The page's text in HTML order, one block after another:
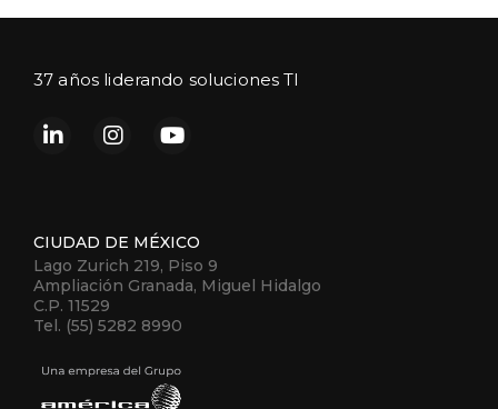
37 años liderando soluciones TI
CIUDAD DE MÉXICO
Lago Zurich 219, Piso 9
Ampliación Granada, Miguel Hidalgo
C.P. 11529
Tel. (55) 5282 8990